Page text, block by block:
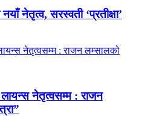
नयाँ नेतृत्व, सरस्वती ‘प्रतीक्षा’
लायन्स नेतृत्वसम्म : राजन